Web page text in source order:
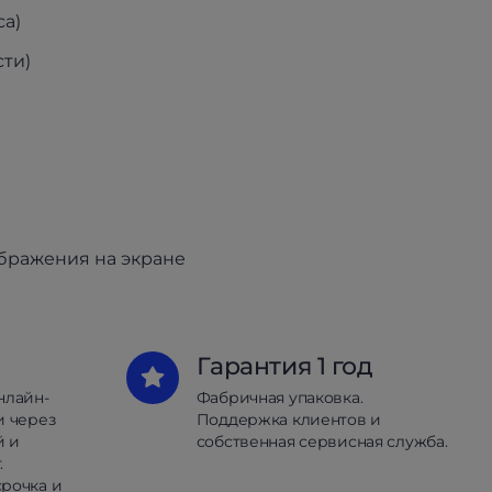
на экране
через
и
и
Гарантия 1 год
Фабричная упаковка.
Поддержка клиентов и
собственная сервисная служба.